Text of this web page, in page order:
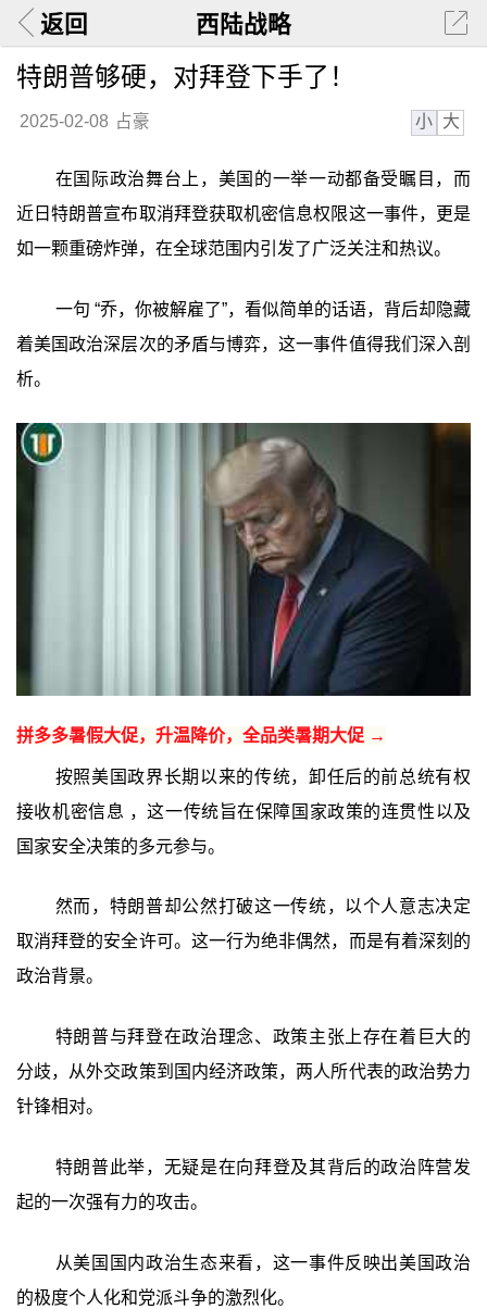
返回 西陆战略
特朗普够硬，对拜登下手了！
2025-02-08 占豪 小 大
在国际政治舞台上，美国的一举一动都备受瞩目，而
近日特朗普宣布取消拜登获取机密信息权限这一事件，更是
如一颗重磅炸弹，在全球范围内引发了广泛关注和热议。
一句 “乔，你被解雇了”，看似简单的话语，背后却隐藏
着美国政治深层次的矛盾与博弈，这一事件值得我们深入剖
析。
拼多多暑假大促，升温降价，全品类暑期大促 →
按照美国政界长期以来的传统，卸任后的前总统有权
接收机密信息 ，这一传统旨在保障国家政策的连贯性以及
国家安全决策的多元参与。
然而，特朗普却公然打破这一传统，以个人意志决定
取消拜登的安全许可。这一行为绝非偶然，而是有着深刻的
政治背景。
特朗普与拜登在政治理念、政策主张上存在着巨大的
分歧，从外交政策到国内经济政策，两人所代表的政治势力
针锋相对。
特朗普此举，无疑是在向拜登及其背后的政治阵营发
起的一次强有力的攻击。
从美国国内政治生态来看，这一事件反映出美国政治
的极度个人化和党派斗争的激烈化。